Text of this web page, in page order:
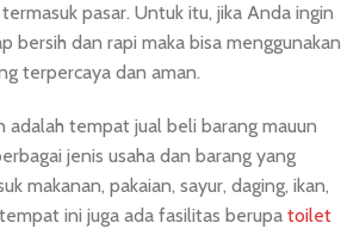
pasar. Untuk itu, jika Anda ingin
bersih dan rapi maka bisa menggunakan
terpercaya dan aman.
adalah tempat jual beli barang mauun
jenis usaha dan barang yang
makanan, pakaian, sayur, daging, ikan,
ini juga ada fasilitas berupa toilet